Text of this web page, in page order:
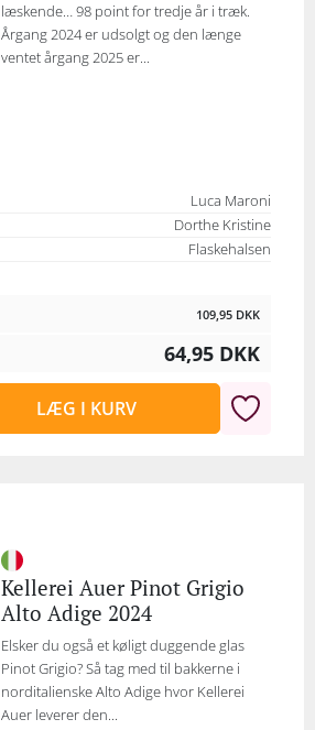
læskende… 98 point for tredje år i træk.
Årgang 2024 er udsolgt og den længe
ventet årgang 2025 er...
Luca Maroni
Dorthe Kristine
Flaskehalsen
109,95 DKK
64,95 DKK
LÆG I KURV
Kellerei Auer Pinot Grigio
Alto Adige 2024
Elsker du også et køligt duggende glas
Pinot Grigio? Så tag med til bakkerne i
norditalienske Alto Adige hvor Kellerei
Auer leverer den...